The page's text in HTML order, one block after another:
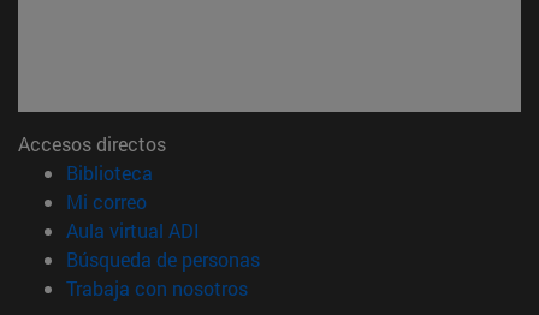
Accesos directos
Biblioteca
Mi correo(abre en nueva ventana)
Aula virtual ADI
Búsqueda de personas(abre en nueva ventana)
Trabaja con nosotros(abre en nueva ventana)